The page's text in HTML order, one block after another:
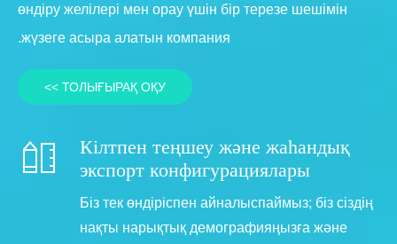
өндіру желілері мен орау үшін бір терезе шешімін
жүзеге асыра алатын компания.
ТОЛЫҒЫРАҚ ОҚУ >>
Кілтпен теңшеу және жаһандық
экспорт конфигурациялары
Біз тек өндіріспен айналыспаймыз; біз сіздің
нақты нарықтық демографияңызға және